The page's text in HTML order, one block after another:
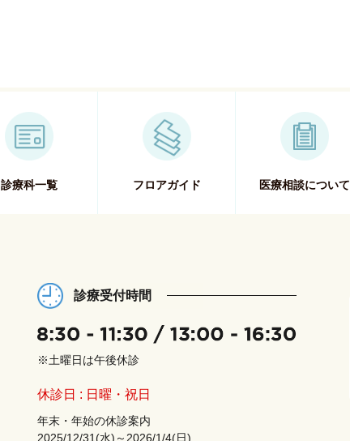
診療科一覧 フロアガイド 医療相談について
診療受付時間
※土曜日は午後休診
休診日 : 日曜・祝日
年末・年始の休診案内
2025/12/31(水)～2026/1/4(日)